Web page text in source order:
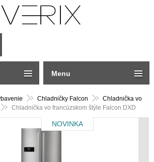
Chladničky Falcon
Chladnička vo
Chladnička vo francúzskom štýle Falcon DXD
NOVINKA
Menu